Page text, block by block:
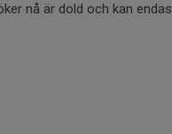
nå är dold och kan